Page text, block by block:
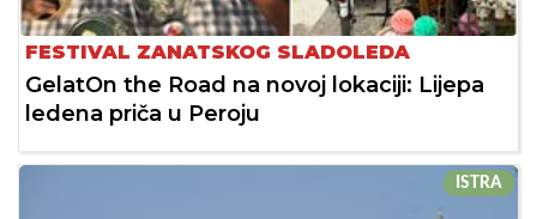
FESTIVAL ZANATSKOG SLADOLEDA
GelatOn the Road na novoj lokaciji: Lijepa
ledena priča u Peroju
ISTRA